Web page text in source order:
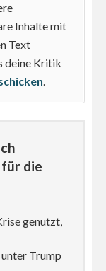
Inhalte mit
Text
deine Kritik
.
die
genutzt,
Trump